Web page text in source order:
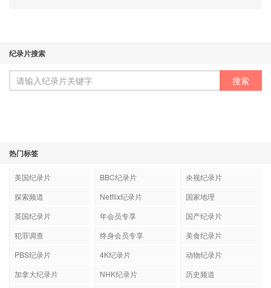
纪录片搜索
热门标签
美国纪录片 BBC纪录片
央视纪录片
探索频道
Netflix纪录片
国家地理
英国纪录片
年会员专享
国产纪录片
犯罪调查
终身会员专享
美食纪录片
PBS纪录片
4K纪录片
动物纪录片
加拿大纪录片
NHK纪录片
历史频道